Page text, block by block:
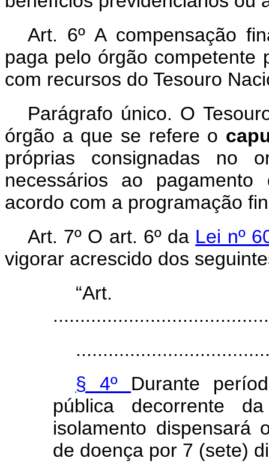
Art. 6º A compensação
paga pelo órgão competente
com recursos do Tesouro
Parágrafo único. O
órgão a que se refere o
próprias consignadas no
necessários ao
acordo com a programação
Art. 7º O art. 6º da Lei nº
vigorar acrescido dos
§ 4º Durante
pública decorrente
isolamento dispensará
de doença por 7 (sete)